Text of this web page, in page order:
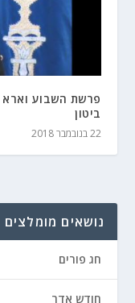
פרשת השבוע
ביטון
22 בנובמבר 2018
נושאים מומלצים
חג פורים
חודש אדר